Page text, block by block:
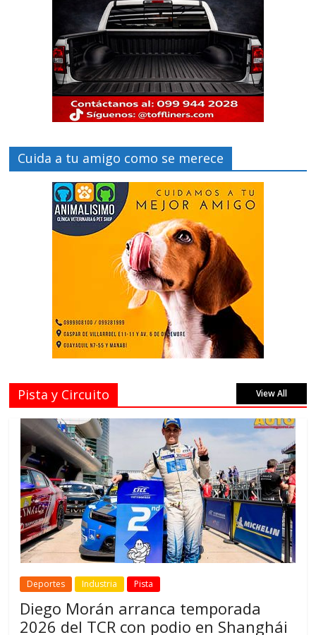
Cuida a tu amigo como se merece
Pista y Circuito View All
Deportes Industria Pista
Diego Morán arranca temporada
2026 del TCR con podio en Shanghái